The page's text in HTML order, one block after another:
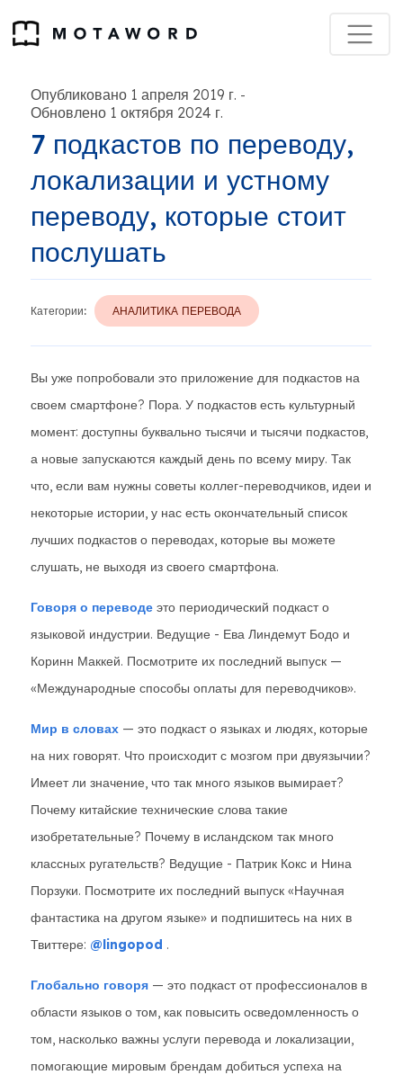
Опубликовано 1 апреля 2019 г. -
Обновлено 1 октября 2024 г.
7 подкастов по переводу,
локализации и устному
переводу, которые стоит
послушать
Категории: АНАЛИТИКА ПЕРЕВОДА
Вы уже попробовали это приложение для подкастов на
своем смартфоне? Пора. У подкастов есть культурный
момент: доступны буквально тысячи и тысячи подкастов,
а новые запускаются каждый день по всему миру. Так
что, если вам нужны советы коллег-переводчиков, идеи и
некоторые истории, у нас есть окончательный список
лучших подкастов о переводах, которые вы можете
слушать, не выходя из своего смартфона.
Говоря о переводе это периодический подкаст о
языковой индустрии. Ведущие - Ева Линдемут Бодо и
Коринн Маккей. Посмотрите их последний выпуск —
«Международные способы оплаты для переводчиков».
Мир в словах — это подкаст о языках и людях, которые
на них говорят. Что происходит с мозгом при двуязычии?
Имеет ли значение, что так много языков вымирает?
Почему китайские технические слова такие
изобретательные? Почему в исландском так много
классных ругательств? Ведущие - Патрик Кокс и Нина
Порзуки. Посмотрите их последний выпуск «Научная
фантастика на другом языке» и подпишитесь на них в
Твиттере: @lingopod .
Глобально говоря — это подкаст от профессионалов в
области языков о том, как повысить осведомленность о
том, насколько важны услуги перевода и локализации,
помогающие мировым брендам добиться успеха на